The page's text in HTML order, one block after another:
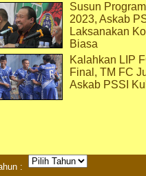
Susun
2023, Askab
Laksanakan
Biasa
Kalahkan LIP
Final, TM FC
Askab PSSI
: